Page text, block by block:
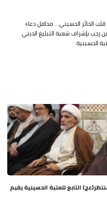
الحائر الحسيني… محافل دعاء
بإشراف شعبة التبليغ الديني
الحسينية
التابع للعتبة الحسينية يقيم